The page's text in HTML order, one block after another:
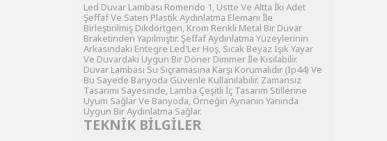
Led Duvar Lambası Romendo 1, Üstte Ve Altta İki Adet
Şeffaf Ve Saten Plastik Aydınlatma Elemanı İle
Birleştirilmiş Dikdörtgen, Krom Renkli Metal Bir Duvar
Braketinden Yapılmıştır. Şeffaf Aydınlatma Yüzeylerinin
Arkasındaki Entegre Led'Ler Hoş, Sıcak Beyaz Işık Yayar
Ve Duvardaki Uygun Bir Döner Dimmer İle Kısılabilir.
Duvar Lambası Su Sıçramasına Karşı Korumalıdır (Ip44) Ve
Bu Sayede Banyoda Güvenle Kullanılabilir. Zamansız
Tasarımı Sayesinde, Lamba Çeşitli İç Tasarım Stillerine
Uyum Sağlar Ve Banyoda, Örneğin Aynanın Yanında
Uygun Bir Aydınlatma Sağlar.
TEKNİK BİLGİLER